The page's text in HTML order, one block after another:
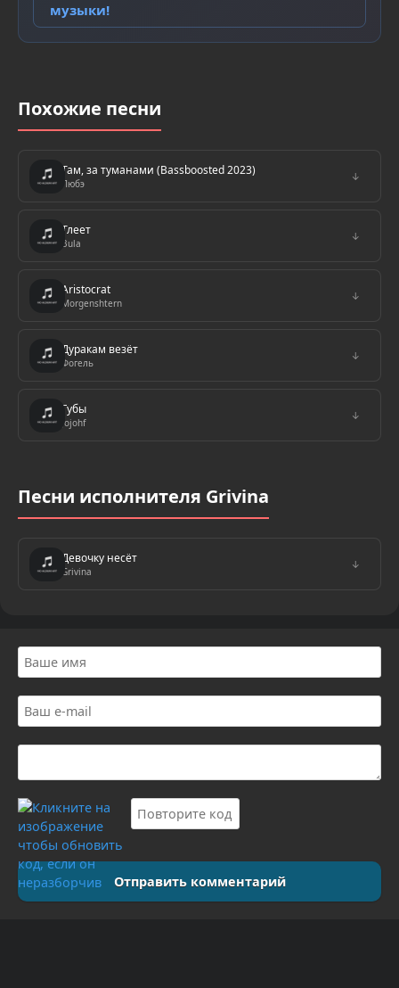
музыки!
Похожие песни
Там, за туманами (Bassboosted 2023)
Любэ
↓
Тлеет
Bula
↓
Aristocrat
Morgenshtern
↓
Дуракам везёт
Фогель
↓
Губы
Jojohf
↓
Песни исполнителя Grivina
Девочку несёт
Grivina
↓
Отправить комментарий